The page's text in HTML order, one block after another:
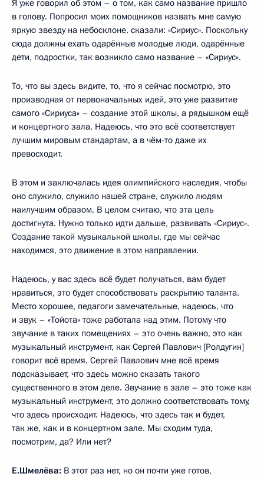
Я уже говорил об этом – о том, как само название пришло
в голову. Попросил моих помощников назвать мне самую
яркую звезду на небосклоне, сказали: «Сириус». Поскольку
сюда должны ехать одарённые молодые люди, одарённые
дети, подростки, так возникло само название – «Сириус».
То, что вы здесь видите, то, что я сейчас посмотрю, это
производная от первоначальных идей, это уже развитие
самого «Сириуса» – создание этой школы, а рядышком ещё
и концертного зала. Надеюсь, что это всё соответствует
лучшим мировым стандартам, а в чём-то даже их
превосходит.
В этом и заключалась идея олимпийского наследия, чтобы
оно служило, служило нашей стране, служило людям
наилучшим образом. В целом считаю, что эта цель
достигнута. Нужно только идти дальше, развивать «Сириус».
Создание такой музыкальной школы, где мы сейчас
находимся, это движение в этом направлении.
Надеюсь, у вас здесь всё будет получаться, вам будет
нравиться, это будет способствовать раскрытию таланта.
Место хорошее, педагоги замечательные, надеюсь, что
и звук – «Тойота» тоже работала над этим. Потому что
звучание в таких помещениях – это очень важно, это как
музыкальный инструмент, как Сергей Павлович [Ролдугин]
говорит всё время. Сергей Павлович мне всё время
подсказывает, что здесь можно сказать такого
существенного в этом деле. Звучание в зале – это тоже как
музыкальный инструмент, это должно соответствовать тому,
что здесь происходит. Надеюсь, что здесь так и будет,
так же, как и в концертном зале. Мы сходим туда,
посмотрим, да? Или нет?
Е.Шмелёва: В этот раз нет, но он почти уже готов,